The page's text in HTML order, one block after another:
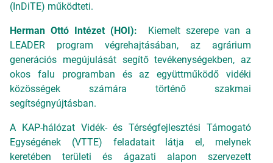
(InDiTE) működteti.
Herman Ottó Intézet (HOI):
Kiemelt szerepe van a
LEADER program végrehajtásában, az agrárium
generációs megújulását segítő tevékenységekben, az
okos falu programban és az együttműködő vidéki
közösségek számára történő szakmai
segítségnyújtásban.
A KAP-hálózat Vidék- és Térségfejlesztési Támogató
Egységének (VTTE) feladatait látja el, melynek
keretében területi és ágazati alapon szervezett